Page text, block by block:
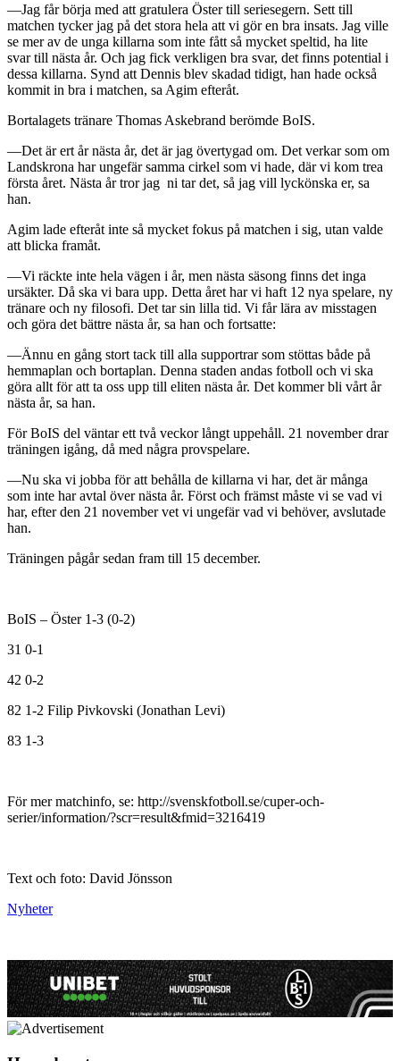
—Jag får börja med att gratulera Öster till seriesegern. Sett till
matchen tycker jag på det stora hela att vi gör en bra insats. Jag ville
se mer av de unga killarna som inte fått så mycket speltid, ha lite
svar till nästa år. Och jag fick verkligen bra svar, det finns potential i
dessa killarna. Synd att Dennis blev skadad tidigt, han hade också
kommit in bra i matchen, sa Agim efteråt.
Bortalagets tränare Thomas Askebrand berömde BoIS.
—Det är ert år nästa år, det är jag övertygad om. Det verkar som om
Landskrona har ungefär samma cirkel som vi hade, där vi kom trea
första året. Nästa år tror jag ni tar det, så jag vill lyckönska er, sa
han.
Agim lade efteråt inte så mycket fokus på matchen i sig, utan valde
att blicka framåt.
—Vi räckte inte hela vägen i år, men nästa säsong finns det inga
ursäkter. Då ska vi bara upp. Detta året har vi haft 12 nya spelare, ny
tränare och ny filosofi. Det tar sin lilla tid. Vi får lära av misstagen
och göra det bättre nästa år, sa han och fortsatte:
—Ännu en gång stort tack till alla supportrar som stöttas både på
hemmaplan och bortaplan. Denna staden andas fotboll och vi ska
göra allt för att ta oss upp till eliten nästa år. Det kommer bli vårt år
nästa år, sa han.
För BoIS del väntar ett två veckor långt uppehåll. 21 november drar
träningen igång, då med några provspelare.
—Nu ska vi jobba för att behålla de killarna vi har, det är många
som inte har avtal över nästa år. Först och främst måste vi se vad vi
har, efter den 21 november vet vi ungefär vad vi behöver, avslutade
han.
Träningen pågår sedan fram till 15 december.
BoIS – Öster 1-3 (0-2)
31 0-1
42 0-2
82 1-2 Filip Pivkovski (Jonathan Levi)
83 1-3
För mer matchinfo, se: http://svenskfotboll.se/cuper-och-
serier/information/?scr=result&fmid=3216419
Text och foto: David Jönsson
Nyheter